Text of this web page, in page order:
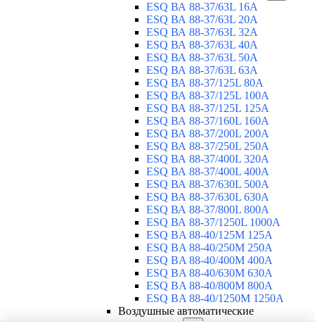
ESQ ВА 88-37/63L 16A
ESQ ВА 88-37/63L 20A
ESQ ВА 88-37/63L 32A
ESQ ВА 88-37/63L 40A
ESQ ВА 88-37/63L 50A
ESQ ВА 88-37/63L 63A
ESQ ВА 88-37/125L 80A
ESQ ВА 88-37/125L 100A
ESQ ВА 88-37/125L 125A
ESQ ВА 88-37/160L 160A
ESQ ВА 88-37/200L 200A
ESQ ВА 88-37/250L 250A
ESQ ВА 88-37/400L 320A
ESQ ВА 88-37/400L 400A
ESQ ВА 88-37/630L 500A
ESQ ВА 88-37/630L 630A
ESQ ВА 88-37/800L 800A
ESQ ВА 88-37/1250L 1000A
ESQ BA 88-40/125M 125A
ESQ BA 88-40/250M 250A
ESQ BA 88-40/400M 400A
ESQ BA 88-40/630М 630A
ESQ BA 88-40/800M 800A
ESQ BA 88-40/1250М 1250A
Воздушные автоматические